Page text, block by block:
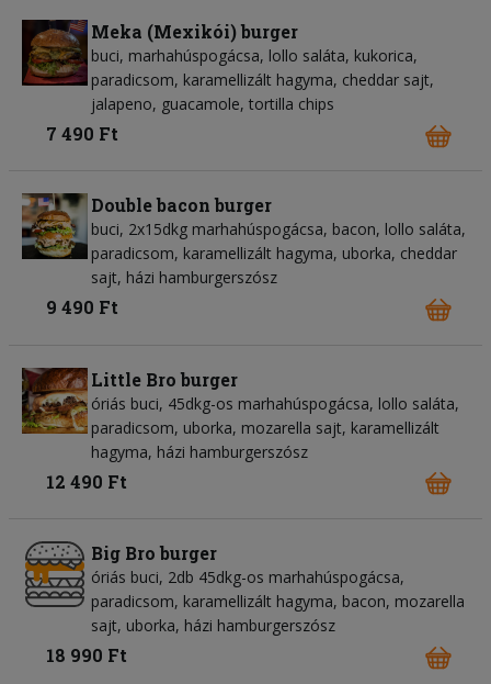
Meka (Mexikói) burger
buci, marhahúspogácsa, lollo saláta, kukorica,
paradicsom, karamellizált hagyma, cheddar sajt,
jalapeno, guacamole, tortilla chips
7 490 Ft
Double bacon burger
buci, 2x15dkg marhahúspogácsa, bacon, lollo saláta,
paradicsom, karamellizált hagyma, uborka, cheddar
sajt, házi hamburgerszósz
9 490 Ft
Little Bro burger
óriás buci, 45dkg-os marhahúspogácsa, lollo saláta,
paradicsom, uborka, mozarella sajt, karamellizált
hagyma, házi hamburgerszósz
12 490 Ft
Big Bro burger
óriás buci, 2db 45dkg-os marhahúspogácsa,
paradicsom, karamellizált hagyma, bacon, mozarella
sajt, uborka, házi hamburgerszósz
18 990 Ft